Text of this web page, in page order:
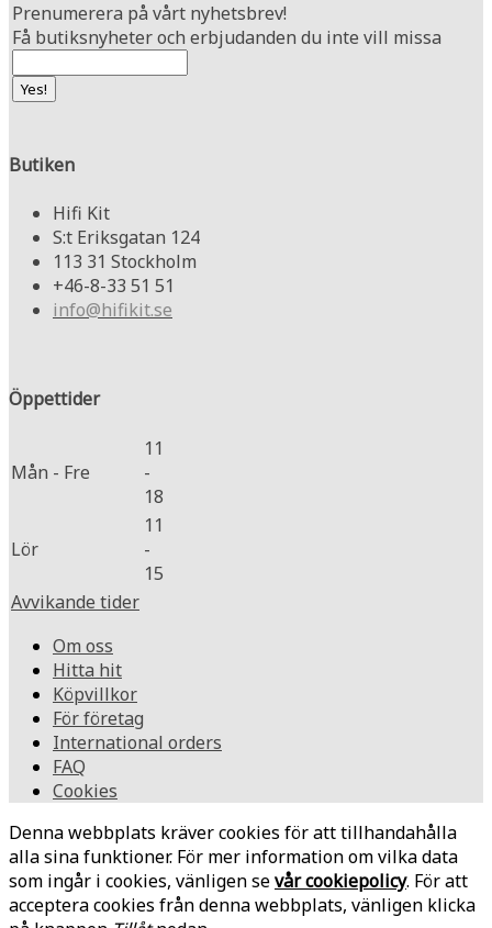
Prenumerera på vårt nyhetsbrev!
Få butiksnyheter och erbjudanden du inte vill missa
Butiken
Hifi Kit
S:t Eriksgatan 124
113 31 Stockholm
+46-8-33 51 51
info@hifikit.se
Öppettider
Mån - Fre
11
-
18
Lör
11
-
15
Avvikande tider
Om oss
Hitta hit
Köpvillkor
För företag
International orders
FAQ
Cookies
Denna webbplats kräver cookies för att tillhandahålla
alla sina funktioner. För mer information om vilka data
som ingår i cookies, vänligen sevår cookiepolicy. För att
acceptera cookies från denna webbplats, vänligen klicka